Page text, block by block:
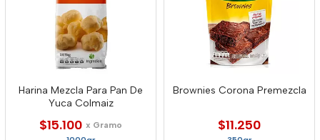
Harina Mezcla Para Pan De
Yuca Colmaiz
$15.100 x Gramo
Brownies Corona Premezcla
$11.250